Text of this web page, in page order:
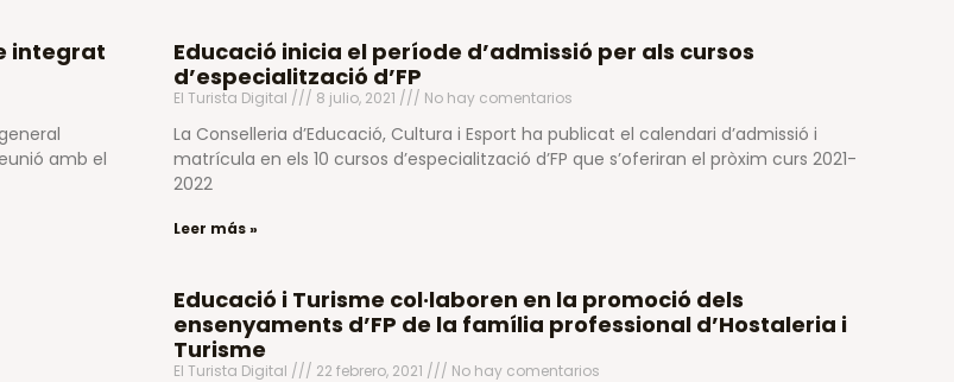
integrat
amb el
Educació inicia el període d’admissió per als cursos
d’especialització d’FP
El Turista Digital 8 julio, 2021 No hay comentarios
La Conselleria d’Educació, Cultura i Esport ha publicat el calendari d’admissió i
matrícula en els 10 cursos d’especialització d’FP que s’oferiran el pròxim curs 2021-
2022
Leer más »
Educació i Turisme col·laboren en la promoció dels
ensenyaments d’FP de la família professional d’Hostaleria i
Turisme
El Turista Digital 22 febrero, 2021 No hay comentarios